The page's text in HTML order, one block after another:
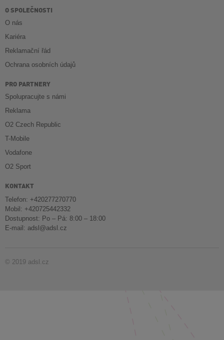
O SPOLEČNOSTI
O nás
Kariéra
Reklamační řád
Ochrana osobních údajů
PRO PARTNERY
Spolupracujte s námi
Reklama
O2 Czech Republic
T-Mobile
Vodafone
O2 Sport
KONTAKT
Telefon: +420277270770
Mobil: +420725442332
Dostupnost: Po – Pá: 8:00 – 18:00
E-mail: adsl@adsl.cz
© 2019 adsl.cz